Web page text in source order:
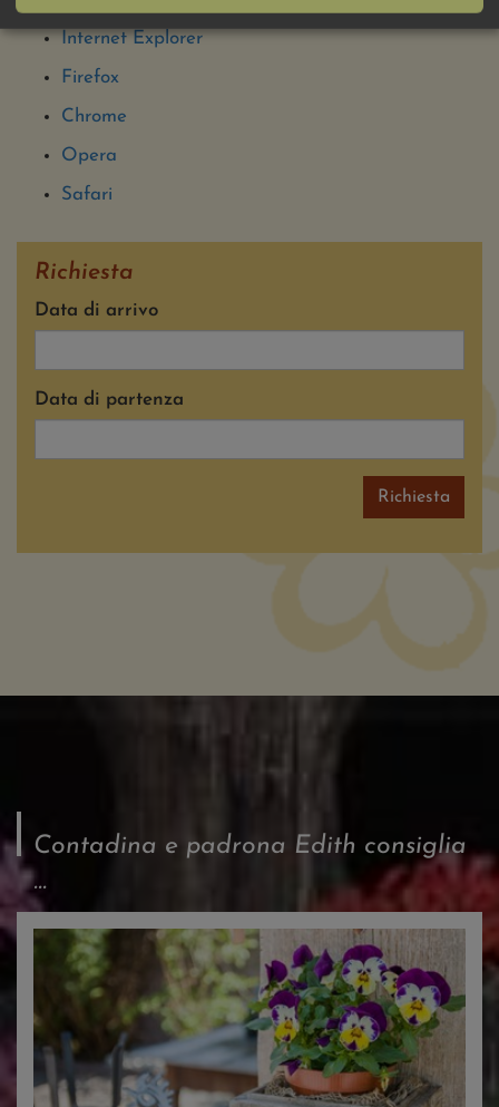
Internet Explorer
Firefox
Chrome
Opera
Safari
Richiesta
Data di arrivo
Data di partenza
Richiesta
Contadina e padrona Edith consiglia
...